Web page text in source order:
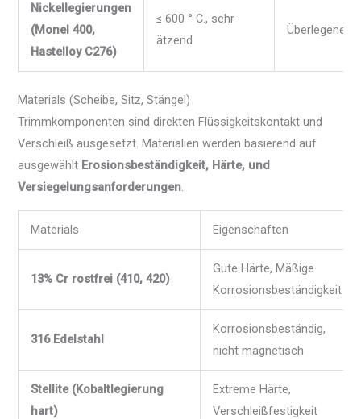
Nickellegierungen
(Monel 400,
Hastelloy C276)
≤ 600 ° C., sehr
ätzend
Überlegene
Materials (Scheibe, Sitz, Stängel)
Trimmkomponenten sind direkten Flüssigkeitskontakt und
Verschleiß ausgesetzt. Materialien werden basierend auf
ausgewählt Erosionsbeständigkeit, Härte, und
Versiegelungsanforderungen.
Materials Eigenschaften
13% Cr rostfrei (410, 420)
Gute Härte, Mäßige
Korrosionsbeständigkeit
316 Edelstahl
Korrosionsbeständig,
nicht magnetisch
Stellite (Kobaltlegierung
hart)
Extreme Härte,
Verschleißfestigkeit